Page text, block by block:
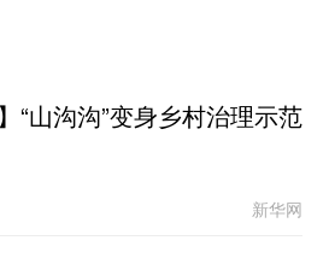
】“山沟沟”变身乡村治理示范
新华网